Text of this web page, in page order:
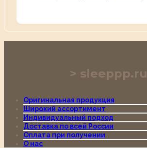
sleeppp.ru
Оригинальная продукция
Широкий ассортимент
Индивидуальный подход
Доставка по всей России
Оплата при получении
О нас